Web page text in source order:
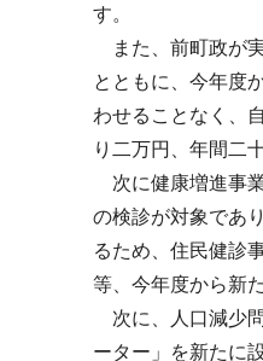
す。
また、前町政が
とともに、今年度
わせることなく、
り二万円、年間二
次に健康増進事
の検診が対象であ
るため、住民健診
等、今年度から新
次に、人口減少
ーター」を新たに